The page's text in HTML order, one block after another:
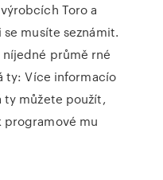
Toro a
musíte seznámit.
níjedné průmě rné
ty: Více informacío
můžete použít,
programové mu